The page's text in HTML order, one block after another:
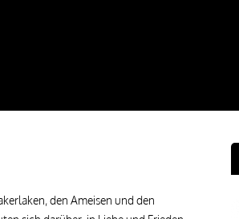
den Ameisen und den